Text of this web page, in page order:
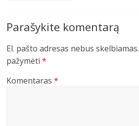
Parašykite komentarą
El. pašto adresas nebus skelbiamas.
pažymėti*
Komentaras*